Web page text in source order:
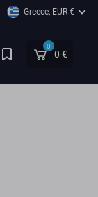
Greece, EUR €
0
0 €